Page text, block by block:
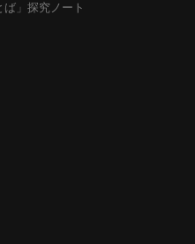
」探究ノート